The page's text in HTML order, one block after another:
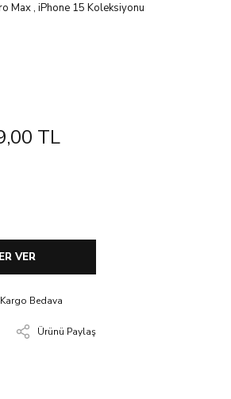
Max,iPhone 15 Koleksiyonu
TL
VER
Kargo Bedava
Ürünü Paylaş